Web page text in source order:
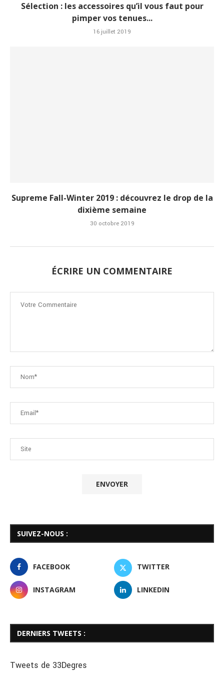
Sélection : les accessoires qu’il vous faut pour
pimper vos tenues...
16 juillet 2019
Supreme Fall-Winter 2019 : découvrez le drop de la
dixième semaine
30 octobre 2019
ÉCRIRE UN COMMENTAIRE
SUIVEZ-NOUS :
FACEBOOK TWITTER
INSTAGRAM LINKEDIN
DERNIERS TWEETS :
Tweets de 33Degres